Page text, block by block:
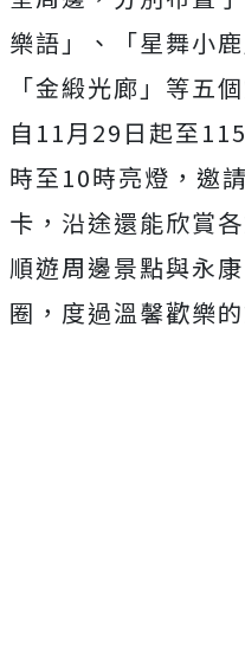
樂語」、「星舞小
「金緞光廊」等五
自11月29日起至
時至10時亮燈，邀
卡，沿途還能欣賞
順遊周邊景點與永
圈，度過溫馨歡樂